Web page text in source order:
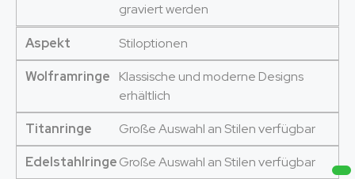
graviert werden
Aspekt
Stiloptionen
Wolframringe
Klassische und moderne Designs
erhältlich
Titanringe
Große Auswahl an Stilen verfügbar
EdelstahlringeGroße Auswahl an Stilen verfügbar